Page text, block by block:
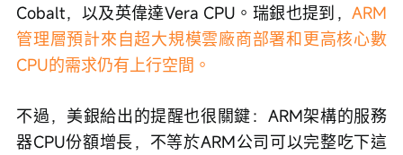
Cobalt，以及英偉達Vera CPU。瑞銀也提到， ARM
管理層預計來自超大規模雲廠商部署和更高核心數
CPU的需求仍有上行空間。
不過，美銀給出的提醒也很關鍵：ARM架構的服務
器CPU份額增長，不等於ARM公司可以完整吃下這